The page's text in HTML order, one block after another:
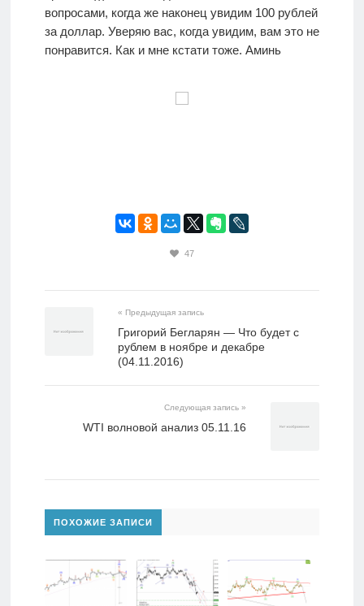
вопросами, когда же наконец увидим 100 рублей
за доллар. Уверяю вас, когда увидим, вам это не
понравится. Как и мне кстати тоже. Аминь
47
« Предыдущая запись
Григорий Бегларян — Что будет с
рублем в ноябре и декабре
(04.11.2016)
Следующая запись »
WTI волновой анализ 05.11.16
ПОХОЖИЕ ЗАПИСИ